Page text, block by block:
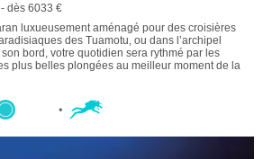
dès 6033 €
luxueusement aménagé pour des croisières
des Tuamotu, ou dans l’archipel
bord, votre quotidien sera rythmé par les
plus belles plongées au meilleur moment de la